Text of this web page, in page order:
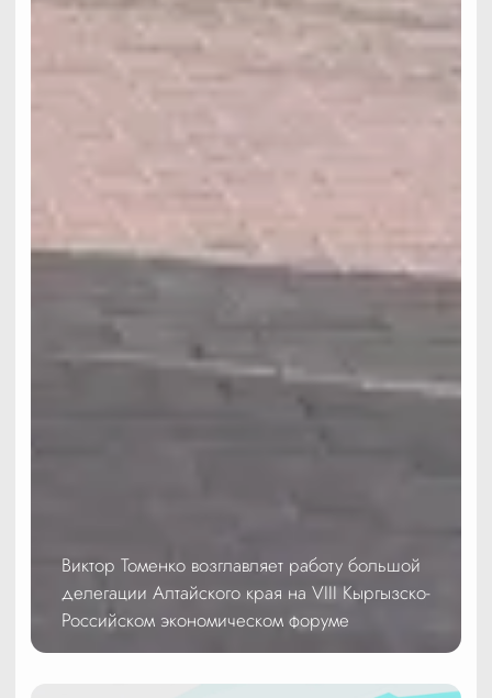
Виктор Томенко возглавляет работу большой
делегации Алтайского края на VIII Кыргызско-
Российском экономическом форуме